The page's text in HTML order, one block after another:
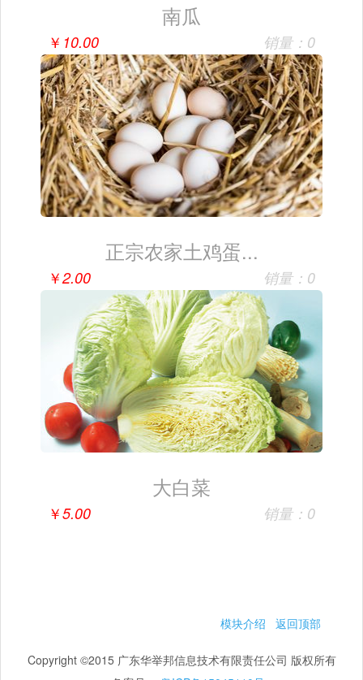
南瓜
￥ 10.00 销量：0
正宗农家土鸡蛋...
￥2.00 销量：0
大白菜
￥5.00 销量：0
模块介绍 返回顶部
Copyright ©2015 广东华举邦信息技术有限责任公司 版权所有